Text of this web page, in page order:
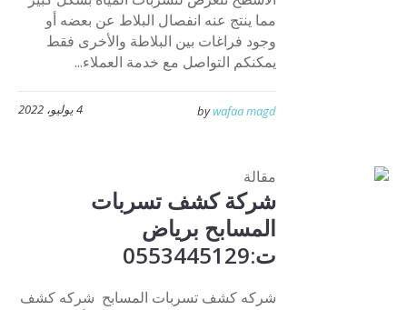
مما ينتج عنه انفصال البلاط عن بعضه أو
وجود فراغات بين البلاطة والأخرى فقط
يمكنكم التواصل مع خدمة العملاء...
4 يوليو، 2022 bywafaa magd
مقالة
شركة كشف تسربات
المسابح برياض
ت:0553445129
شركه كشف تسربات المسابح شركه كشف